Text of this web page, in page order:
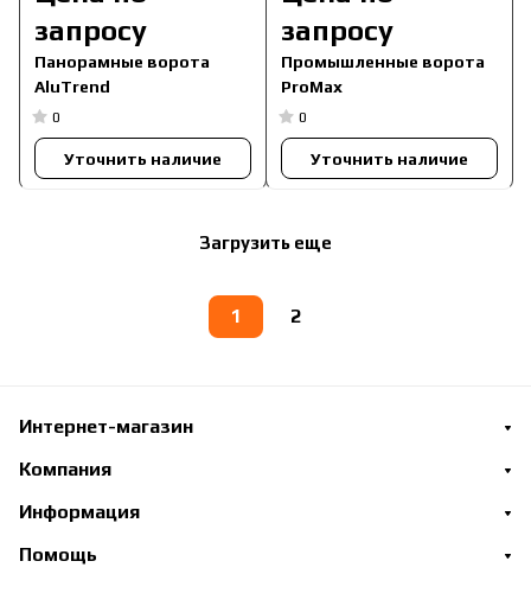
запросу
Панорамные ворота
AluTrend
0
Уточнить наличие
запросу
Промышленные ворота
ProMax
0
Уточнить наличие
Загрузить еще
1 2
Интернет-магазин
Компания
Информация
Помощь